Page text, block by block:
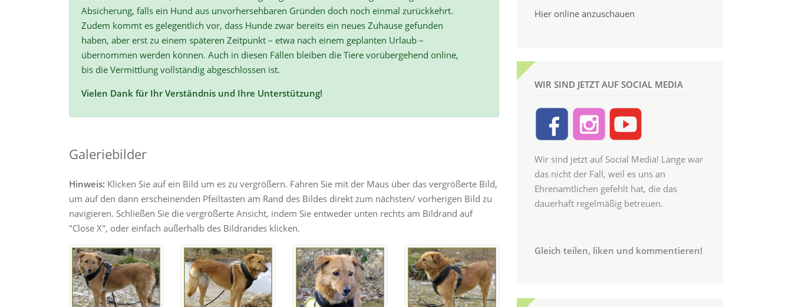
Absicherung, falls ein Hund aus unvorhersehbaren Gründen doch noch einmal zurückkehrt.
Zudem kommt es gelegentlich vor, dass Hunde zwar bereits ein neues Zuhause gefunden
haben, aber erst zu einem späteren Zeitpunkt – etwa nach einem geplanten Urlaub –
übernommen werden können. Auch in diesen Fällen bleiben die Tiere vorübergehend online,
bis die Vermittlung vollständig abgeschlossen ist.
Vielen Dank für Ihr Verständnis und Ihre Unterstützung!
Galeriebilder
Hinweis: Klicken Sie auf ein Bild um es zu vergrößern. Fahren Sie mit der Maus über das vergrößerte Bild,
um auf den dann erscheinenden Pfeiltasten am Rand des Bildes direkt zum nächsten/ vorherigen Bild zu
navigieren. Schließen Sie die vergrößerte Ansicht, indem Sie entweder unten rechts am Bildrand auf
"Close X", oder einfach außerhalb des Bildrandes klicken.
Hier online anzuschauen
WIR SIND JETZT AUF SOCIAL MEDIA
Wir sind jetzt auf Social Media! Lange war
das nicht der Fall, weil es uns an
Ehrenamtlichen gefehlt hat, die das
dauerhaft regelmäßig betreuen.
Gleich teilen, liken und kommentieren!